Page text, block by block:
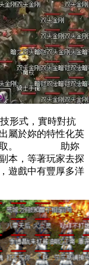
式，實時對抗
屬於妳的特性化英
和獲取。 助妳
本，等著玩家去探
遊戲中有豐厚多洋